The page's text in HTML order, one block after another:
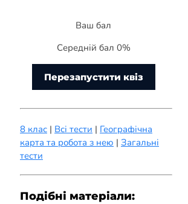
Ваш бал
Середній бал 0%
Перезапустити квіз
8 клас | Всі тести | Географічна
карта та робота з нею | Загальні
тести
Подібні матеріали: